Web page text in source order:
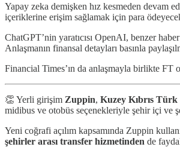
Yapay zeka demişken hız kesmeden devam
içeriklerine erişim sağlamak için para
ChatGPT’nin yaratıcısı OpenAI, benzer haber
Anlaşmanın finansal detayları basınla
Financial Times’ın da anlaşmayla birlikte
👏 Yerli girişim Zuppin, Kuzey Kıbrıs Türk
midibus ve otobüs seçenekleriyle şehir içi ve
Yeni coğrafi açılım kapsamında Zuppin
şehirler arası transfer hizmetinden de